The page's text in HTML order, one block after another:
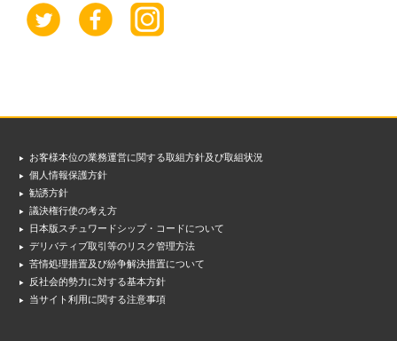
お客様本位の業務運営に関する取組方針及び取組状況
個人情報保護方針
勧誘方針
議決権行使の考え方
日本版スチュワードシップ・コードについて
デリバティブ取引等のリスク管理方法
苦情処理措置及び紛争解決措置について
反社会的勢力に対する基本方針
当サイト利用に関する注意事項